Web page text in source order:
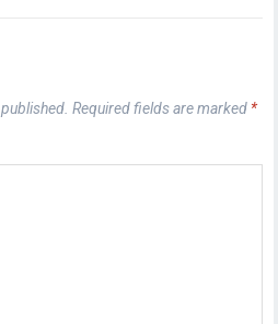
Required fields are marked *